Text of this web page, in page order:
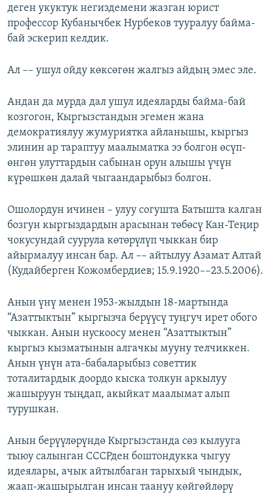
деген укуктук негиздемени жазган юрист
профессор Кубанычбек Нурбеков тууралуу байма-
бай эскерип келдик.
Ал –– ушул ойду көксөгөн жалгыз айдың эмес эле.
Андан да мурда дал ушул идеяларды байма-бай
козгогон, Кыргызстандын эгемен жана
демократиялуу жумуриятка айланышы, кыргыз
элинин ар тараптуу маалыматка ээ болгон өсүп-
өнгөн улуттардын сабынан орун алышы үчүн
күрөшкөн далай чыгаандарыбыз болгон.
Ошолордун ичинен – улуу согушта Батышта калган
бозгун кыргыздардын арасынан төбөсү Кан-Теңир
чокусундай суурула көтөрүлүп чыккан бир
айырмалуу инсан бар. Ал –– айтылуу Азамат Алтай
(Кудайберген Кожомбердиев; 15.9.1920––23.5.2006).
Анын үнү менен 1953-жылдын 18-мартында
“Азаттыктын” кыргызча берүүсү туңгуч ирет обого
чыккан. Анын нускоосу менен “Азаттыктын”
кыргыз кызматынын алгачкы мууну телчиккен.
Анын үнүн ата-бабаларыбыз советтик
тоталитардык доордо кыска толкун аркылуу
жашыруун тыңдап, акыйкат маалымат алып
турушкан.
Анын берүүлөрүндө Кыргызстанда сөз кылууга
тыюу салынган СССРден боштондукка чыгуу
идеялары, ачык айтылбаган тарыхый чындык,
жаап-жашырылган инсан таануу көйгөйлөрү